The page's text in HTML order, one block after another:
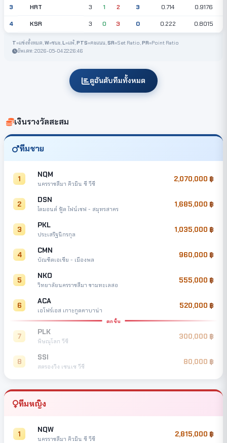
3 HRT 3 1 2 3 0.714 0.9176
4 KSR 3 0 3 0 0.222 0.8015
T=แข่งทั้งหมด,W=ชนะ,L=แพ้,PTS=คะแนน,SR=Set Ratio,PR=Point Ratio
อัพเดท: 2026-05-04 22:26:46
ดูอันดับทีมทั้งหมด
เงินรางวัลสะสม
ทีมชาย
1 NQM
นครราชสีมา คิวมิน ซี วีซี
2,070,000
2 DSN
ไดมอนด์ ฟู้ด ไฟน์เชฟ - สมุทรสาคร
1,685,000
3 PKL
ประเสริฐนิกรกุล
1,035,000
4 CMN
บัณฑิตเอเซีย - เมืองพล
960,000
5 NKO
วิทยาลัยนครราชสีมา ขามทะเลสอ
555,000
6 ACA
เอโฟร์เอส เกาะกูดคาบาน่า
520,000
ตกชั้น
7 PLK
พิษณุโลก วีซี
300,000
8 SSI
สตรองวิง เซนเซ วีซี
80,000
ทีมหญิง
1 NQW
นครราชสีมา คิวมิน ซี วีซี
2,815,000